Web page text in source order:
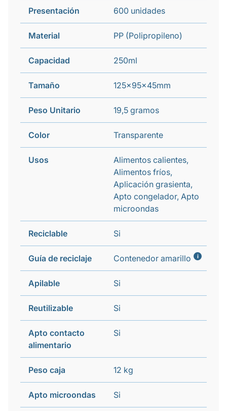
Presentación 600 unidades
Material PP (Polipropileno)
Capacidad 250ml
Tamaño 125x95x45mm
Peso Unitario 19,5 gramos
Color Transparente
Usos
Alimentos calientes,
Alimentos fríos,
Aplicación grasienta,
Apto congelador, Apto
microondas
Reciclable Si
Guía de reciclaje Contenedor amarillo i
Apilable Si
Reutilizable Si
Apto contacto
alimentario
Si
Peso caja 12 kg
Apto microondas Si